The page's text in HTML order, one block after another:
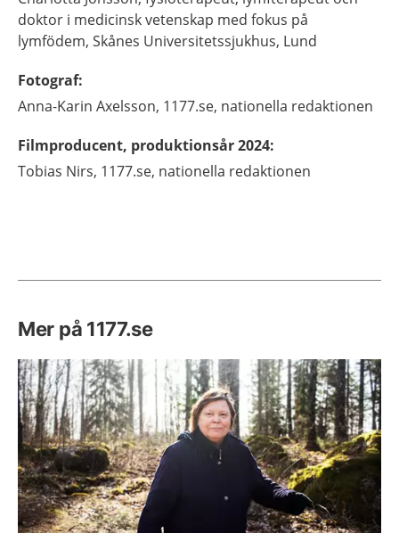
doktor i medicinsk vetenskap med fokus på
lymfödem, Skånes Universitetssjukhus, Lund
Fotograf:
Anna-Karin Axelsson, 1177.se, nationella redaktionen
Filmproducent, produktionsår 2024:
Tobias Nirs, 1177.se, nationella redaktionen
Mer på 1177.se